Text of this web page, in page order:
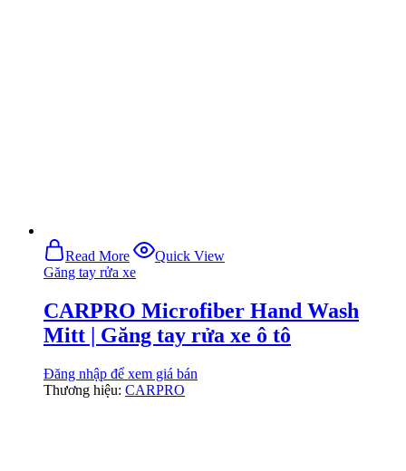
Read More
Quick View
Găng tay rửa xe
CARPRO Microfiber Hand Wash
Mitt | Găng tay rửa xe ô tô
Đăng nhập để xem giá bán
Thương hiệu: CARPRO